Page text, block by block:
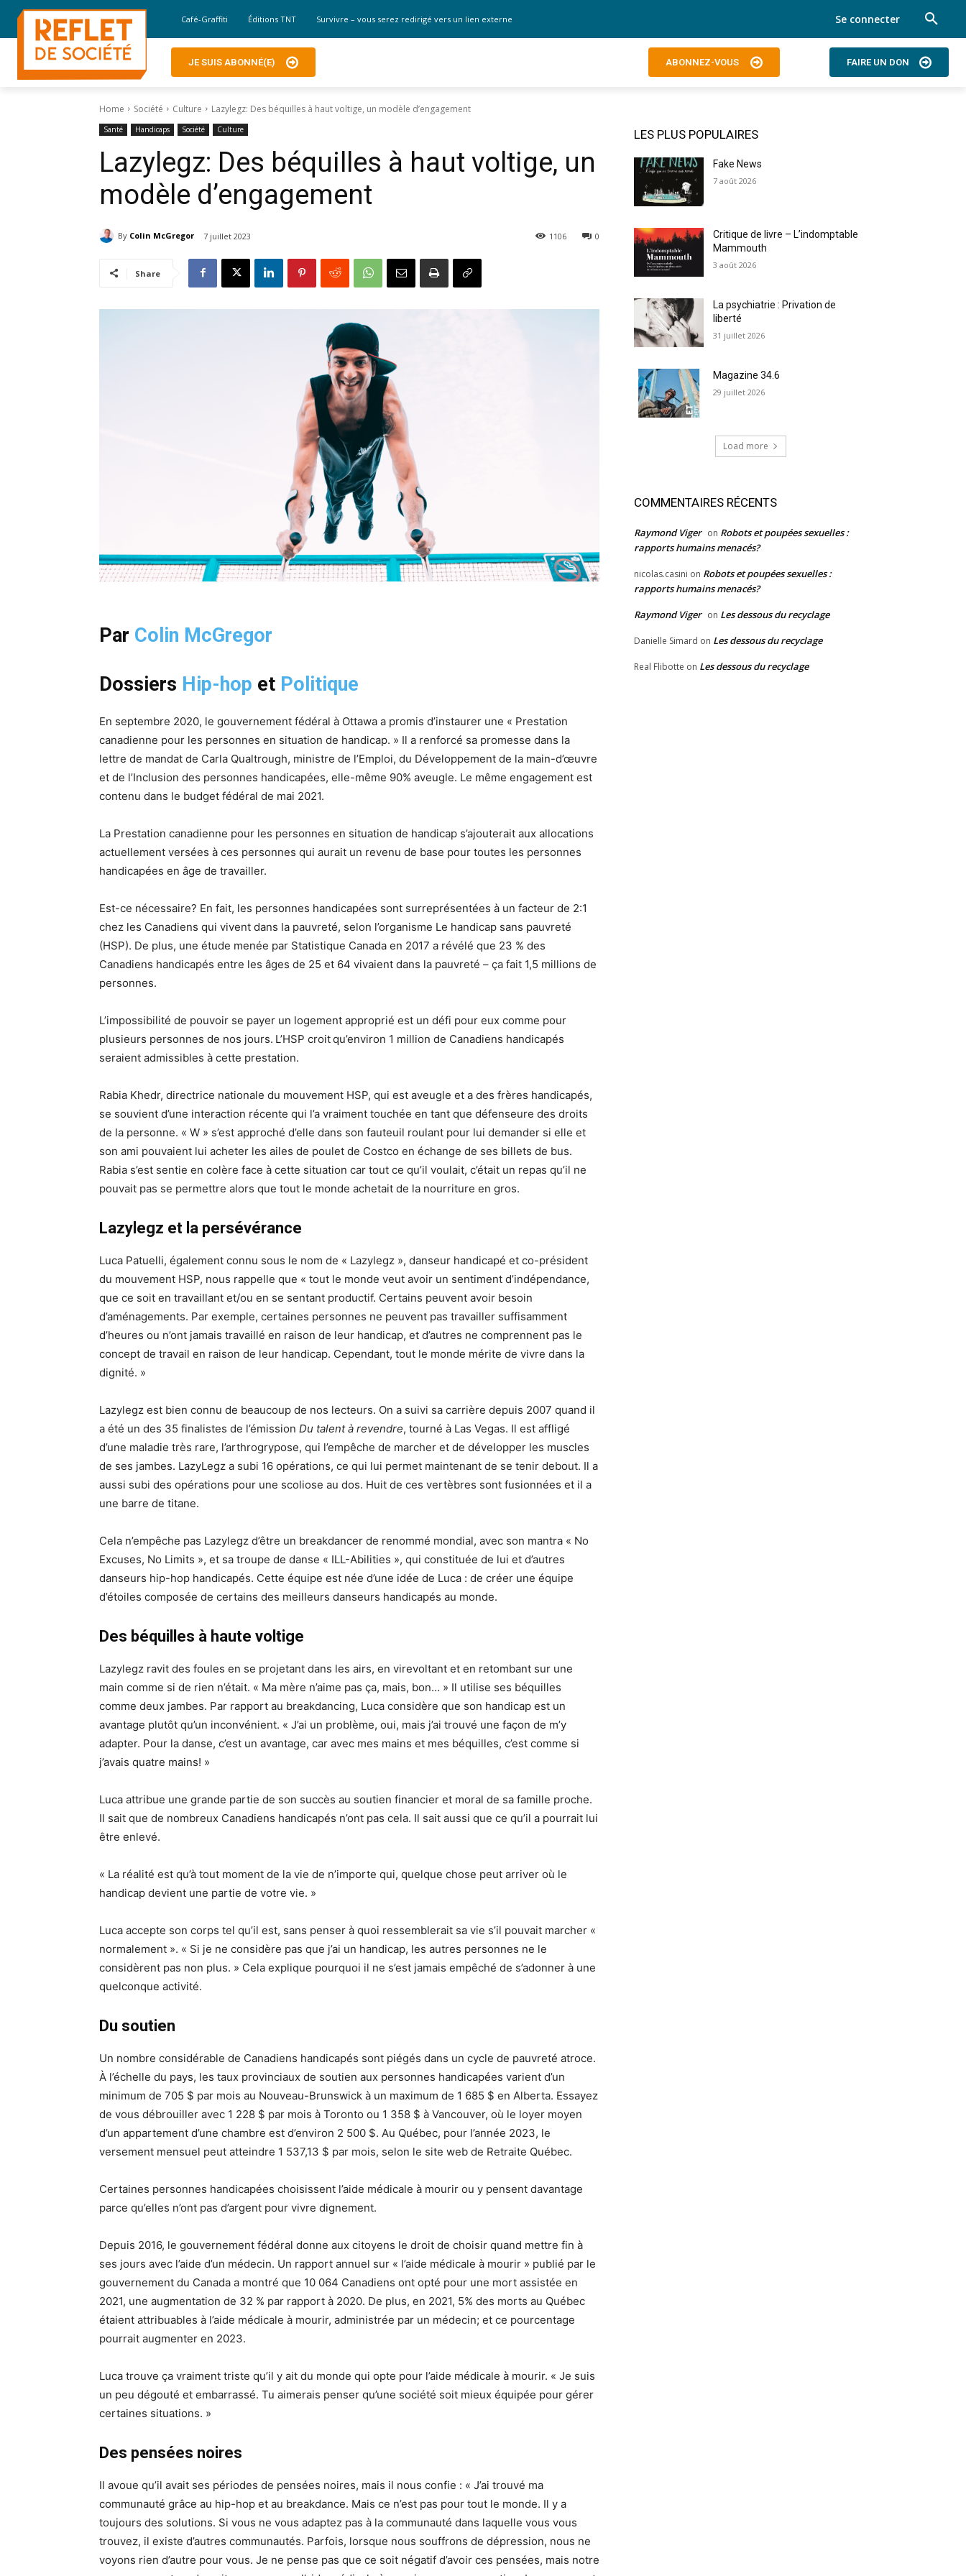
Café-Graffiti Éditions TNT Survivre – vous serez redirigé vers un lien externe Se connecter
JE SUIS ABONNÉ(E) ABONNEZ-VOUS FAIRE UN DON
Home Société Culture Lazylegz: Des béquilles à haut voltige, un modèle d’engagement
Santé Handicaps Société Culture
Lazylegz: Des béquilles à haut voltige, un
modèle d’engagement
By Colin McGregor 7 juillet 2023 0
1106
Share
Par Colin McGregor
Dossiers Hip-hop et Politique
En septembre 2020, le gouvernement fédéral à Ottawa a promis d’instaurer une « Prestation
canadienne pour les personnes en situation de handicap. » Il a renforcé sa promesse dans la
lettre de mandat de Carla Qualtrough, ministre de l’Emploi, du Développement de la main-d’œuvre
et de l’Inclusion des personnes handicapées, elle-même 90% aveugle. Le même engagement est
contenu dans le budget fédéral de mai 2021.
La Prestation canadienne pour les personnes en situation de handicap s’ajouterait aux allocations
actuellement versées à ces personnes qui aurait un revenu de base pour toutes les personnes
handicapées en âge de travailler.
Est-ce nécessaire? En fait, les personnes handicapées sont surreprésentées à un facteur de 2:1
chez les Canadiens qui vivent dans la pauvreté, selon l’organisme Le handicap sans pauvreté
(HSP). De plus, une étude menée par Statistique Canada en 2017 a révélé que 23 % des
Canadiens handicapés entre les âges de 25 et 64 vivaient dans la pauvreté – ça fait 1,5 millions de
personnes.
L’impossibilité de pouvoir se payer un logement approprié est un défi pour eux comme pour
plusieurs personnes de nos jours. L’HSP croitqu’environ 1 million de Canadiens handicapés
seraient admissibles à cette prestation.
Rabia Khedr, directrice nationale du mouvement HSP, qui est aveugle et a des frères handicapés,
se souvient d’une interaction récente qui l’a vraiment touchée en tant que défenseure des droits
de la personne. « W » s’est approché d’elle dans son fauteuil roulant pour lui demander si elle et
son ami pouvaient lui acheter les ailes de poulet de Costco en échange de ses billets de bus.
Rabia s’est sentie en colère face à cette situation car tout ce qu’il voulait, c’était un repas qu’il ne
pouvait pas se permettre alors que tout le monde achetait de la nourriture en gros.
Lazylegz et la persévérance
Luca Patuelli, également connu sous le nom de « Lazylegz », danseur handicapé et co-président
du mouvement HSP, nous rappelle que « tout le monde veut avoir un sentiment d’indépendance,
que ce soit en travaillant et/ou en se sentant productif. Certains peuvent avoir besoin
d’aménagements. Par exemple, certaines personnes ne peuvent pas travailler suffisamment
d’heures ou n’ont jamais travaillé en raison de leur handicap, et d’autres ne comprennent pas le
concept de travail en raison de leur handicap. Cependant, tout le monde mérite de vivre dans la
dignité. »
Lazylegz est bien connu de beaucoup de nos lecteurs. On a suivi sa carrière depuis 2007 quand il
a été un des 35 finalistes de l’émission Du talent à revendre, tourné à Las Vegas. Il est affligé
d’une maladie très rare, l’arthrogrypose, qui l’empêche de marcher et de développer les muscles
de ses jambes. LazyLegz a subi 16 opérations, ce qui lui permet maintenant de se tenir debout. Il a
aussi subi des opérations pour une scoliose au dos. Huit de ces vertèbres sont fusionnées et il a
une barre de titane.
Cela n’empêche pas Lazylegz d’être un breakdancer de renommé mondial, avec son mantra « No
Excuses, No Limits », et sa troupe de danse « ILL-Abilities », qui constituée de lui et d’autres
danseurs hip-hop handicapés. Cette équipe est née d’une idée de Luca : de créer une équipe
d’étoiles composée de certains des meilleurs danseurs handicapés au monde.
Des béquilles à haute voltige
Lazylegz ravit des foules en se projetant dans les airs, en virevoltant et en retombant sur une
main comme si de rien n’était. « Ma mère n’aime pas ça, mais, bon… » Il utilise ses béquilles
comme deux jambes. Par rapport au breakdancing, Luca considère que son handicap est un
avantage plutôt qu’un inconvénient. « J’ai un problème, oui, mais j’ai trouvé une façon de m’y
adapter. Pour la danse, c’est un avantage, car avec mes mains et mes béquilles, c’est comme si
j’avais quatre mains! »
Luca attribue une grande partie de son succès au soutien financier et moral de sa famille proche.
Il sait que de nombreux Canadiens handicapés n’ont pas cela. Il sait aussi que ce qu’il a pourrait lui
être enlevé.
« La réalité est qu’à tout moment de la vie de n’importe qui, quelque chose peut arriver où le
handicap devient une partie de votre vie. »
Luca accepte son corps tel qu’il est, sans penser à quoi ressemblerait sa vie s’il pouvait marcher «
normalement ». « Si je ne considère pas que j’ai un handicap, les autres personnes ne le
considèrent pas non plus. » Cela explique pourquoi il ne s’est jamais empêché de s’adonner à une
quelconque activité.
Du soutien
Un nombre considérable de Canadiens handicapés sont piégés dans un cycle de pauvreté atroce.
À l’échelle du pays, les taux provinciaux de soutien aux personnes handicapées varient d’un
minimum de 705 $ par mois au Nouveau-Brunswick à un maximum de 1 685 $ en Alberta. Essayez
de vous débrouiller avec 1 228 $ par mois à Toronto ou 1 358 $ à Vancouver, où le loyer moyen
d’un appartement d’une chambre est d’environ 2 500 $. Au Québec, pour l’année 2023, le
versement mensuel peut atteindre 1 537,13 $ par mois, selon le site web de Retraite Québec.
Certaines personnes handicapées choisissent l’aide médicale à mourir ou y pensent davantage
parce qu’elles n’ont pas d’argent pour vivre dignement.
Depuis 2016, le gouvernement fédéral donne aux citoyens le droit de choisir quand mettre fin à
ses jours avec l’aide d’un médecin. Un rapport annuel sur « l’aide médicale à mourir » publié par le
gouvernement du Canada a montré que 10 064 Canadiens ont opté pour une mort assistée en
2021, une augmentation de 32 % par rapport à 2020. De plus, en 2021, 5% des morts au Québec
étaient attribuables à l’aide médicale à mourir, administrée par un médecin; et ce pourcentage
pourrait augmenter en 2023.
Luca trouve ça vraiment triste qu’il y ait du monde qui opte pour l’aide médicale à mourir. « Je suis
un peu dégouté et embarrassé. Tu aimerais penser qu’une société soit mieux équipée pour gérer
certaines situations. »
Des pensées noires
Il avoue qu’il avait ses périodes de pensées noires, mais il nous confie : « J’ai trouvé ma
communauté grâce au hip-hop et au breakdance. Mais ce n’est pas pour tout le monde. Il y a
toujours des solutions. Si vous ne vous adaptez pas à la communauté dans laquelle vous vous
trouvez, il existe d’autres communautés. Parfois, lorsque nous souffrons de dépression, nous ne
voyons rien d’autre pour vous. Je ne pense pas que ce soit négatif d’avoir ces pensées, mais notre
LES PLUS POPULAIRES
Fake News
7 août 2026
Critique de livre – L’indomptable
Mammouth
3 août 2026
La psychiatrie : Privation de
liberté
31 juillet 2026
Magazine 34.6
29 juillet 2026
Load more
COMMENTAIRES RÉCENTS
Raymond Viger on Robots et poupées sexuelles :
rapports humains menacés?
nicolas.casini on Robots et poupées sexuelles :
rapports humains menacés?
Raymond Viger on Les dessous du recyclage
Danielle Simard on Les dessous du recyclage
Real Flibotte on Les dessous du recyclage